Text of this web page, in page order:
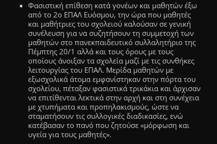
Φασιστική επίθεση κατά γονέων και μαθητών έξω
από το 2ο ΕΠΑΛ Ευόσμου, την ώρα που μαθητές
και μαθήτριες του σχολειού καλούσαν σε γενική
συνέλευση για να συζητήσουν τη συμμετοχή των
μαθητών στο πανεκπαιδευτικό συλλαλητήριο της
Πέμπτης 20/1 αλλά και τους όρους με τους
οποίους άνοιξαν τα σχολεία μαζί με τις συνθήκες
λειτουργίας του ΕΠΑΛ. Μερίδα μαθητών με
εξωσχολικά άτομα εμφανίστηκαν στην πόρτα του
σχολείου, πέταξαν φασιστικά τρικάκια και άρχισαν
να επιτίθενται λεκτικά στην αρχή και στη συνέχεια
με χτυπήματα και προπηλακισμούς, ώστε να
σταματήσουν τις συλλογικές διαδικασίες, ενώ
κατέβασαν το πανό που ζητούσε «μόρφωση και
υγεία για τους μαθητές».